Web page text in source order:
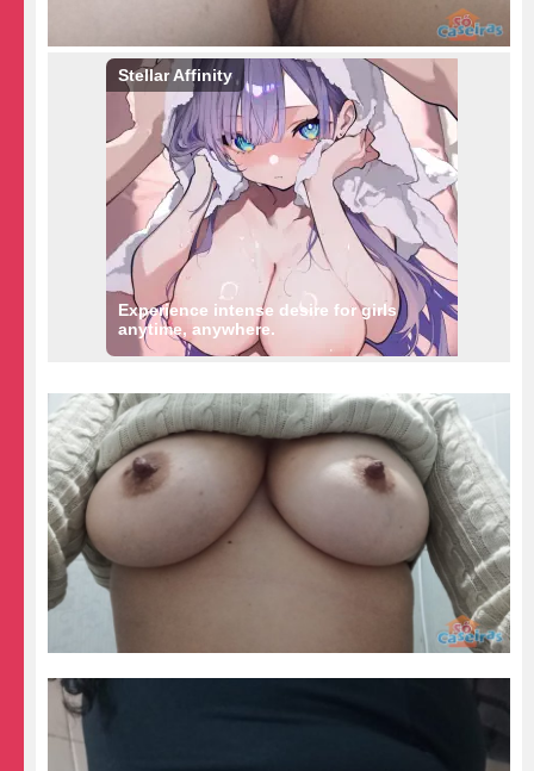
Experience intense desire for girls
anytime, anywhere.
Stellar Affinity